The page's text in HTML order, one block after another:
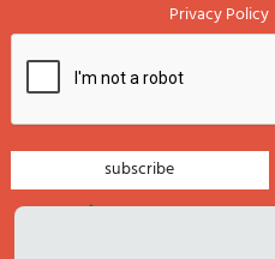
Privacy Policy